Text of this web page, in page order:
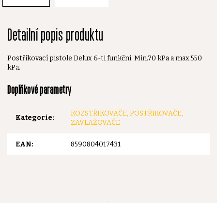
Detailní popis produktu
Postřikovací pistole Delux 6-ti funkční. Min.70 kPa a max.550
kPa.
Doplňkové parametry
Kategorie:
ROZSTŘIKOVAČE, POSTŘIKOVAČE,
ZAVLAŽOVAČE
EAN: 8590804017431